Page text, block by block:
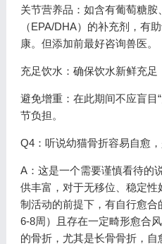
关节营养品：如含有葡萄糖
（EPA/DHA）的补充剂，有
康。但添加前最好咨询兽医。
充足饮水：确保饮水新鲜充足
避免增重：在此期间不应盲目
节负担。
Q4：听说幼猫骨折容易自愈
A：这是一个需要谨慎看待的
供丰富，对于无移位、稳定
制活动的前提下，有自行愈
6-8周）且存在一定畸形愈合
的骨折，尤其是长骨骨折，自